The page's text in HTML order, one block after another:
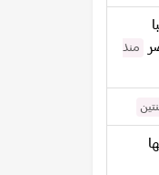
منذ